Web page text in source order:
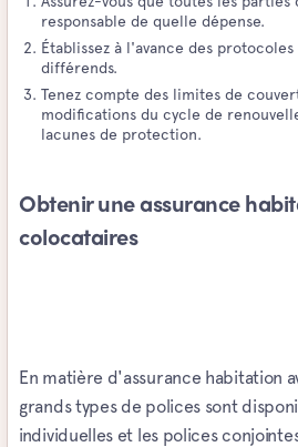
responsable de quelle dépense.
Établissez à l'avance des
différends.
Tenez compte des limites de
modifications du cycle de
lacunes de protection.
Obtenir une assurance
colocataires
En matière d'assurance habitation
grands types de polices sont
individuelles et les polices